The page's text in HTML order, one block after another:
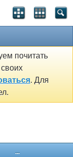
почитать
. Для
...